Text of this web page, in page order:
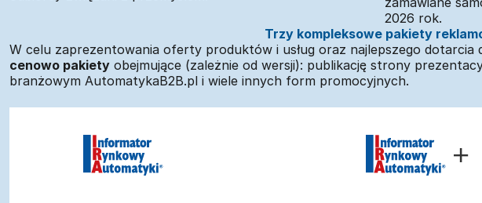
2026 rok.
Trzy kompleksowe pakiety
W celu zaprezentowania oferty produktów i usług oraz najlepszego dotarcia
cenowo pakiety obejmujące (zależnie od wersji): publikację strony
branżowym AutomatykaB2B.pl i wiele innych form promocyjnych.